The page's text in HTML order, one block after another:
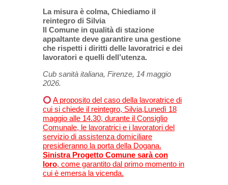
La misura è colma, Chiediamo il
reintegro di Silvia
Il Comune in qualità di stazione
appaltante deve garantire una gestione
che rispetti i diritti delle lavoratrici e dei
lavoratori e quelli dell’utenza.
Cub sanità italiana, Firenze, 14 maggio
2026.
A proposito del caso della lavoratrice di
cui si chiede il reintegro, Silvia,Lunedì 18
maggio alle 14.30, durante il Consiglio
Comunale, le lavoratrici e i lavoratori del
servizio di assistenza domiciliare
presidieranno la porta della Dogana.
Sinistra Progetto Comune sarà con
loro, come garantito dal primo momento in
cui è emersa la vicenda.